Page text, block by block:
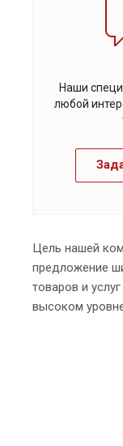
Наши
любой
Цель нашей
предложение
товаров и
высоком